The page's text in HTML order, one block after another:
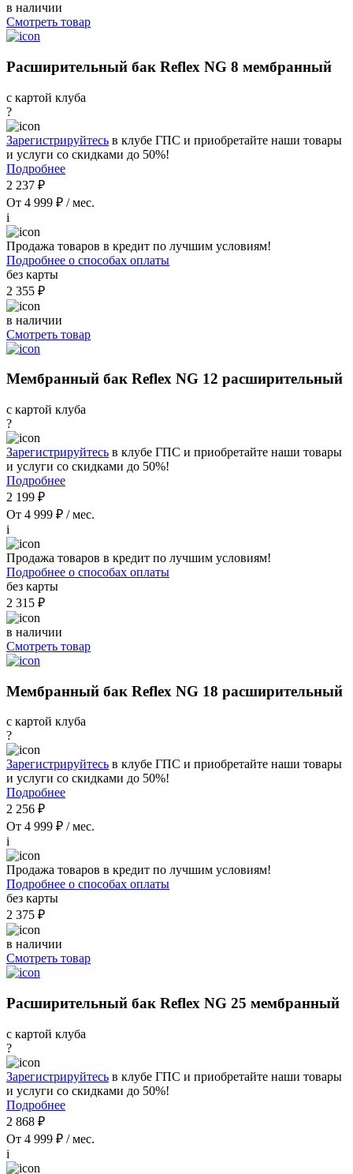
в наличии
Смотреть товар
Расширительный бак Reflex NG 8 мембранный
с картой клуба
?
Зарегистрируйтесь в клубе ГПС и приобретайте наши товары
и услуги со скидками до 50%!
Подробнее
2 237 ₽
От 4 999 ₽ / мес.
i
Продажа товаров в кредит по лучшим условиям!
Подробнее о способах оплаты
без карты
2 355 ₽
в наличии
Смотреть товар
Мембранный бак Reflex NG 12 расширительный
с картой клуба
?
Зарегистрируйтесь в клубе ГПС и приобретайте наши товары
и услуги со скидками до 50%!
Подробнее
2 199 ₽
От 4 999 ₽ / мес.
i
Продажа товаров в кредит по лучшим условиям!
Подробнее о способах оплаты
без карты
2 315 ₽
в наличии
Смотреть товар
Мембранный бак Reflex NG 18 расширительный
с картой клуба
?
Зарегистрируйтесь в клубе ГПС и приобретайте наши товары
и услуги со скидками до 50%!
Подробнее
2 256 ₽
От 4 999 ₽ / мес.
i
Продажа товаров в кредит по лучшим условиям!
Подробнее о способах оплаты
без карты
2 375 ₽
в наличии
Смотреть товар
Расширительный бак Reflex NG 25 мембранный
с картой клуба
?
Зарегистрируйтесь в клубе ГПС и приобретайте наши товары
и услуги со скидками до 50%!
Подробнее
2 868 ₽
От 4 999 ₽ / мес.
i